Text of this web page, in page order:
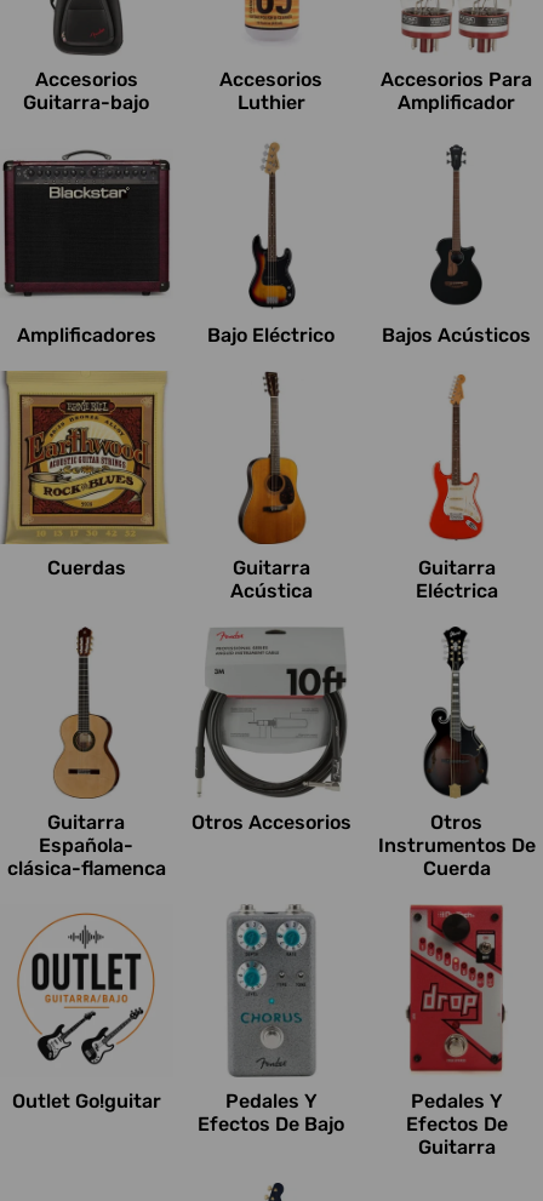
e
s
:
Accesorios
Guitarra-bajo
Accesorios
Luthier
Accesorios Para
Amplificador
Amplificadores Bajo Eléctrico Bajos Acústicos
Cuerdas
Guitarra
Acústica
Guitarra
Eléctrica
Guitarra
Española-
clásica-flamenca
Otros Accesorios
Otros
Instrumentos De
Cuerda
Outlet Go!guitar
Pedales Y
Efectos De Bajo
Pedales Y
Efectos De
Guitarra